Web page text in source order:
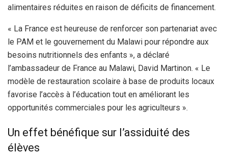
alimentaires réduites en raison de déficits de financement.
« La France est heureuse de renforcer son partenariat avec
le PAM et le gouvernement du Malawi pour répondre aux
besoins nutritionnels des enfants », a déclaré
l’ambassadeur de France au Malawi, David Martinon. « Le
modèle de restauration scolaire à base de produits locaux
favorise l’accès à l’éducation tout en améliorant les
opportunités commerciales pour les agriculteurs ».
Un effet bénéfique sur l’assiduité des
élèves